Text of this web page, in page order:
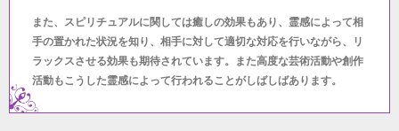
また、スピリチュアルに関しては癒しの効果もあり、霊感によって相
手の置かれた状況を知り、相手に対して適切な対応を行いながら、リ
ラックスさせる効果も期待されています。また高度な芸術活動や創作
活動もこうした霊感によって行われることがしばしばあります。